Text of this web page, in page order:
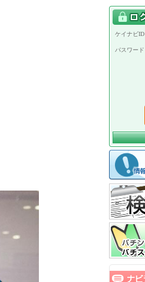
ケイナビID
パスワード